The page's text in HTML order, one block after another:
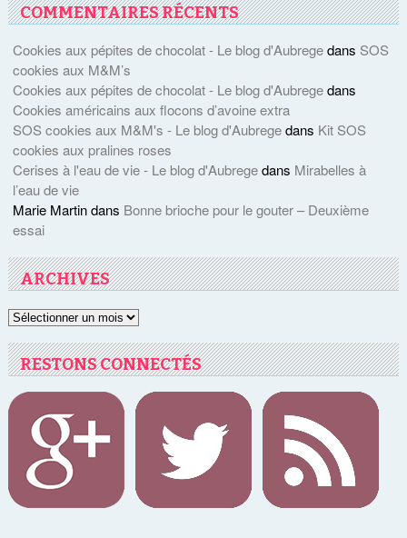
COMMENTAIRES RÉCENTS
Cookies aux pépites de chocolat - Le blog d'Aubregedans SOS
cookies aux M&M’s
Cookies aux pépites de chocolat - Le blog d'Aubregedans
Cookies américains aux flocons d’avoine extra
SOS cookies aux M&M's - Le blog d'Aubregedans Kit SOS
cookies aux pralines roses
Cerises à l'eau de vie - Le blog d'Aubregedans Mirabelles à
l’eau de vie
Marie Martindans Bonne brioche pour le gouter – Deuxième
essai
ARCHIVES
Archives
RESTONS CONNECTÉS